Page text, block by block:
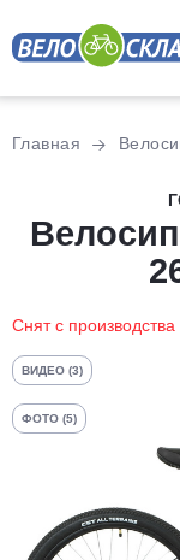
Главная
Снят с производства
ВИДЕО (3)
ФОТО (5)
оплату
без
График